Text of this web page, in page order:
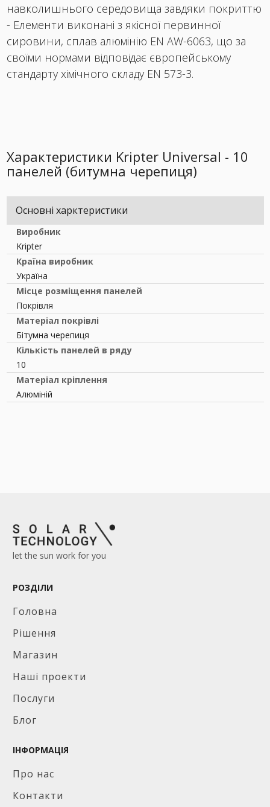
навколишнього середовища завдяки покриттю
- Елементи виконані з якісної первинної
сировини, сплав алюмінію EN AW-6063, що за
своїми нормами відповідає європейському
стандарту хімічного складу EN 573-3.
Характеристики Kripter Universal - 10
панелей (битумна черепиця)
Основні харктеристики
Виробник
Kripter
Країна виробник
Україна
Місце розміщення панелей
Покрівля
Матеріал покрівлі
Бітумна черепиця
Кількість панелей в ряду
10
Матеріал кріплення
Алюміній
let the sun work for you
РОЗДІЛИ
Головна
Рішення
Магазин
Наші проекти
Послуги
Блог
ІНФОРМАЦІЯ
Про нас
Контакти